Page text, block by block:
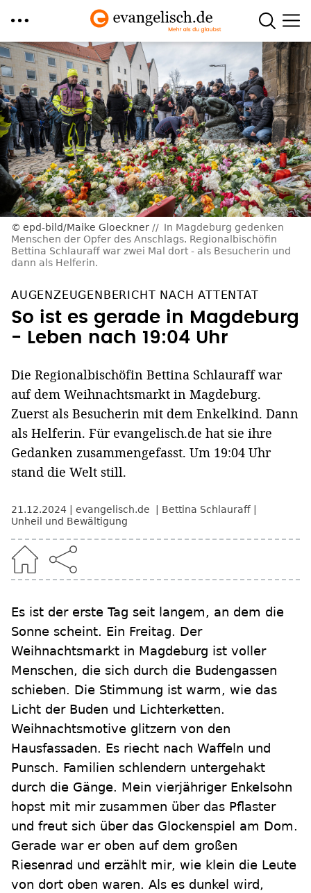
Direkt
zum
Inhalt
epd-bild/Maike Gloeckner
In Magdeburg gedenken
Menschen der Opfer des Anschlags. Regionalbischöfin
Bettina Schlauraff war zwei Mal dort - als Besucherin und
dann als Helferin.
AUGENZEUGENBERICHT NACH ATTENTAT
So ist es gerade in Magdeburg
- Leben nach 19:04 Uhr
Die Regionalbischöfin Bettina Schlauraff war
auf dem Weihnachtsmarkt in Magdeburg.
Zuerst als Besucherin mit dem Enkelkind. Dann
als Helferin. Für evangelisch.de hat sie ihre
Gedanken zusammengefasst. Um 19:04 Uhr
stand die Welt still.
21.12.2024 evangelisch.de
Bettina Schlauraff
Unheil und Bewältigung
Es ist der erste Tag seit langem, an dem die
Sonne scheint. Ein Freitag. Der
Weihnachtsmarkt in Magdeburg ist voller
Menschen, die sich durch die Budengassen
schieben. Die Stimmung ist warm, wie das
Licht der Buden und Lichterketten.
Weihnachtsmotive glitzern von den
Hausfassaden. Es riecht nach Waffeln und
Punsch. Familien schlendern untergehakt
durch die Gänge. Mein vierjähriger Enkelsohn
hopst mit mir zusammen über das Pflaster
und freut sich über das Glockenspiel am Dom.
Gerade war er oben auf dem großen
Riesenrad und erzählt mir, wie klein die Leute
von dort oben waren. Als es dunkel wird,